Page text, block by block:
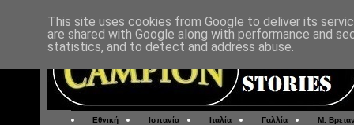
Εθνική Ισπανία Ιταλία Γαλλία Μ.
This site uses cookies from Google to deliver its
are shared with Google along with performance and
statistics, and to detect and address abuse.